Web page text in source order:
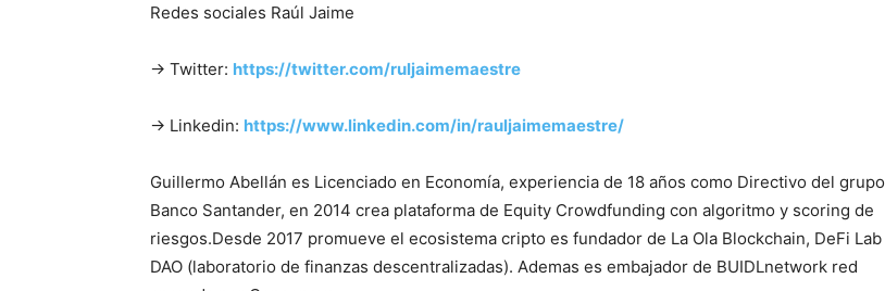
Redes sociales Raúl Jaime
→ Twitter: https://twitter.com/ruljaimemaestre​
→ Linkedin: https://www.linkedin.com/in/rauljaimemaestre/
Guillermo Abellán es Licenciado en Economía, experiencia de 18 años como Directivo del grupo
Banco Santander, en 2014 crea plataforma de Equity Crowdfunding con algoritmo y scoring de
riesgos.Desde 2017 promueve el ecosistema cripto es fundador de La Ola Blockchain, DeFi Lab
DAO (laboratorio de finanzas descentralizadas). Ademas es embajador de BUIDLnetwork red